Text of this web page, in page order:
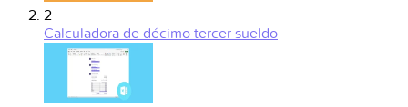
2
Calculadora de décimo tercer sueldo